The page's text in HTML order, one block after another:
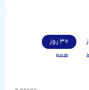
۳۰ روز
همه